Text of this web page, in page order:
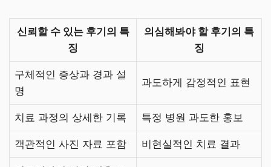
신뢰할 수 있는 후기의 특
징
의심해봐야 할 후기의 특
징
구체적인 증상과 경과 설
명
과도하게 감정적인 표현
치료 과정의 상세한 기록 특정 병원 과도한 홍보
객관적인 사진 자료 포함 비현실적인 치료 결과